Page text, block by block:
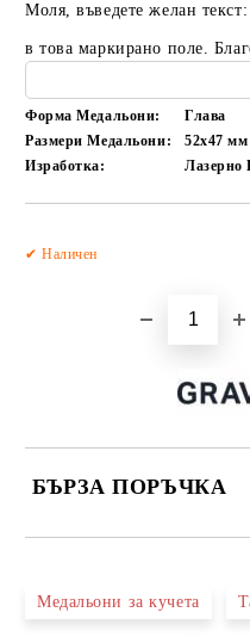
Моля, въведете желан текст:
в това маркирано поле.
Форма Медальони:
Глава
Размери Медальони:
52x47мм
Изработка:
Лазерно
✔ Наличен
БЪРЗА ПОРЪЧКА
Медальони за кучета